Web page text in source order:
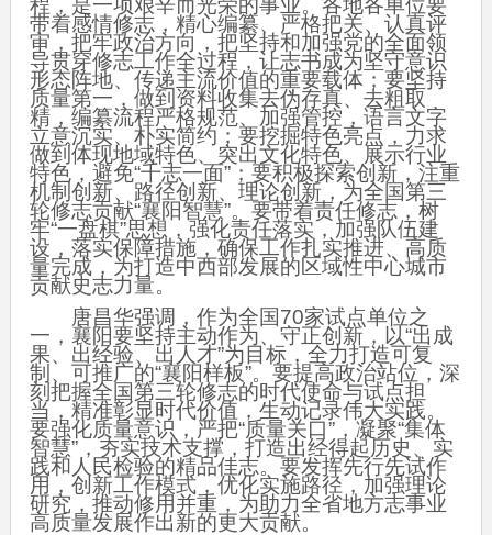
程，是一项艰辛而光荣的事业。各地各单位要
带着感情修志，精心编纂、严格把关、认真评
审，把牢政治方向，把坚持和加强党的全面领
导贯穿修志工作全过程，让志书成为坚守意识
形态阵地、传递主流价值的重要载体；要坚持
质量第一，做到资料收集去伪存真、去粗取
精，编纂流程严格规范、加强管控，语言文字
立意沉实、朴实简约；要挖掘特色亮点，力求
做到体现地域特色、突出文化特色、展示行业
特色，避免“千志一面”；要积极探索创新，注重
机制创新、路径创新、理论创新，为全国第三
轮修志贡献“襄阳智慧”。要带着责任修志，树
牢“一盘棋”思想，强化责任落实，加强队伍建
设，落实保障措施，确保工作扎实推进、高质
量完成，为打造中西部发展的区域性中心城市
贡献史志力量。
唐昌华强调，作为全国70家试点单位之
一，襄阳要坚持主动作为、守正创新，以“出成
果、出经验、出人才”为目标，全力打造可复
制、可推广的“襄阳样板”。要提高政治站位，深
刻把握全国第三轮修志的时代使命与试点担
当，精准彰显时代价值，生动记录伟大实践。
要强化质量意识，严把“质量关口”，凝聚“集体
智慧”，夯实技术支撑，打造出经得起历史、实
践和人民检验的精品佳志。要发挥先行先试作
用，创新工作模式，优化实施路径，加强理论
研究，推动修用并重，为助力全省地方志事业
高质量发展作出新的更大贡献。